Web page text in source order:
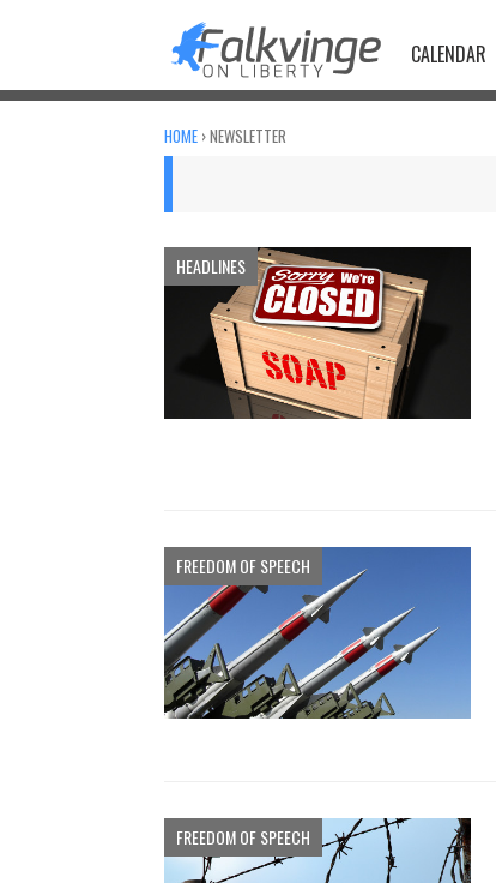
CALENDAR
HOME ›NEWSLETTER
HEADLINES
FREEDOM OF SPEECH
FREEDOM OF SPEECH